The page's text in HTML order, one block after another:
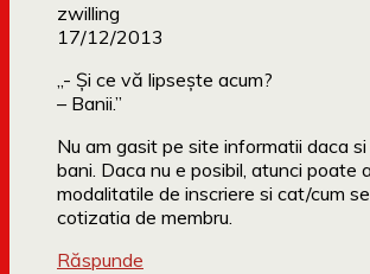
zwilling
17/12/2013
„- Și ce vă lipsește acum?
– Banii.”
Nu am gasit pe site informatii daca
bani. Daca nu e posibil, atunci poate
modalitatile de inscriere si cat/cum
cotizatia de membru.
Răspunde